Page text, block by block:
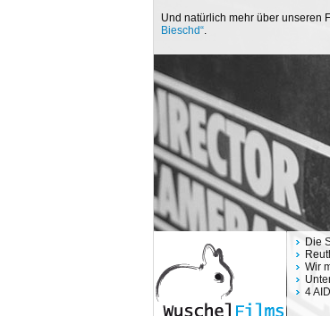
Und natürlich mehr über unseren
Bieschd“.
Die
Wir
4 AID